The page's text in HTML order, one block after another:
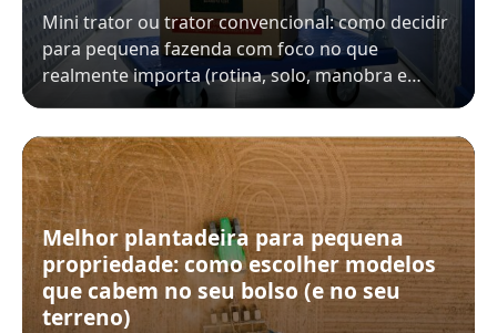
Mini trator ou trator convencional: como decidir
para pequena fazenda com foco no que
realmente importa (rotina, solo, manobra e…
Melhor plantadeira para pequena
propriedade: como escolher modelos
que cabem no seu bolso (e no seu
terreno)